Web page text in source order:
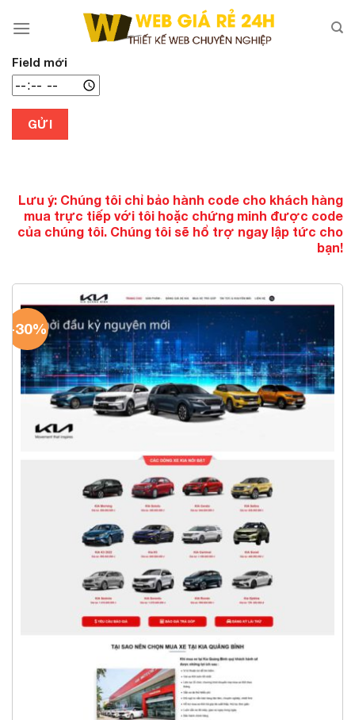
đến
nội
dung
Field mới
GỬI
Lưu ý: Chúng tôi chỉ bảo hành code cho khách hàng
mua trực tiếp với tôi hoặc chứng minh được code
của chúng tôi. Chúng tôi sẽ hổ trợ ngay lập tức cho
bạn!
-30%